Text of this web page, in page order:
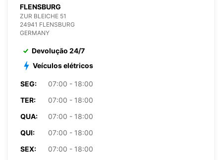
FLENSBURG
ZUR BLEICHE 51
24941 FLENSBURG
GERMANY
Devolução 24/7
Veículos elétricos
SEG:
07:00 - 18:00
TER:
07:00 - 18:00
QUA:
07:00 - 18:00
QUI:
07:00 - 18:00
SEX:
07:00 - 18:00